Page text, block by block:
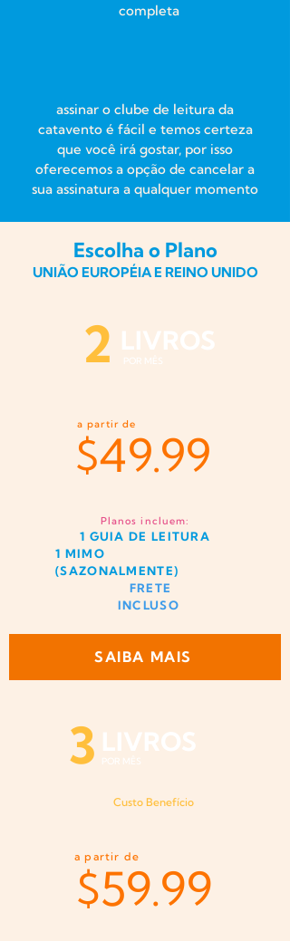
completa
assinar o clube de leitura da
catavento é fácil e temos certeza
que você irá gostar, por isso
oferecemos a opção de cancelar a
sua assinatura a qualquer momento
Escolha o Plano
UNIÃO EUROPÉIA E REINO UNIDO
2 LIVROS
POR MÊS
$49.99
a partir de
Planos incluem:
1 GUIA DE LEITURA
1 MIMO
(SAZONALMENTE)
FRETE
INCLUSO
SAIBA MAIS
3 LIVROS
POR MÊS
Custo Benefício
$59.99
a partir de